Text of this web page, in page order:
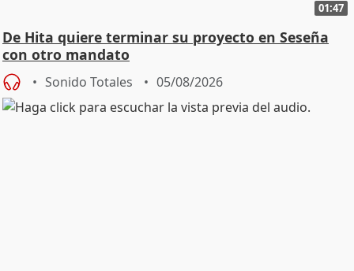
01:47
De Hita quiere terminar su proyecto en Seseña
con otro mandato
Sonido Totales 05/08/2026